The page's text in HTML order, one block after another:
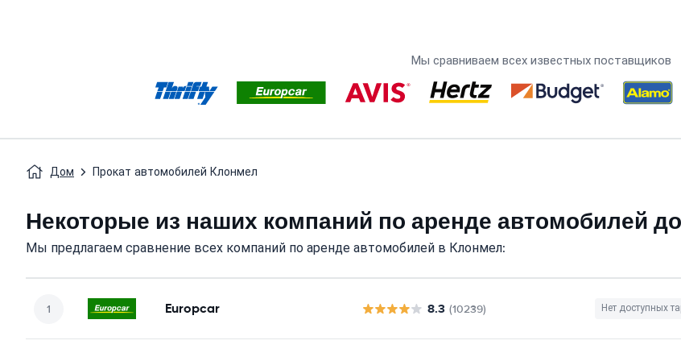
Мы сравниваем всех известных поставщиков
Дом Прокат автомобилей Клонмел
Некоторые из наших компаний по аренде автомобилей
Мы предлагаем сравнение всех компаний по аренде автомобилей в Клонмел:
Europcar 8.3 (10239) Нет доступных